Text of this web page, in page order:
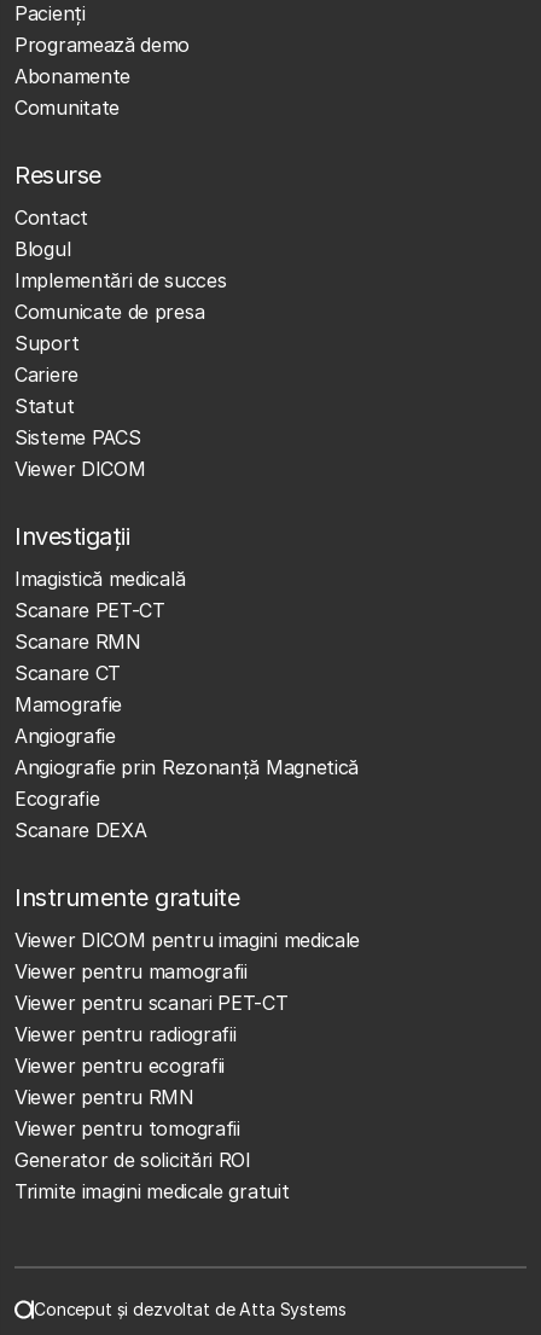
Pacienți
Programează demo
Abonamente
Comunitate
Resurse
Contact
Blogul
Implementări de succes
Comunicate de presa
Suport
Cariere
Statut
Sisteme PACS
Viewer DICOM
Investigații
Imagistică medicală
Scanare PET-CT
Scanare RMN
Scanare CT
Mamografie
Angiografie
Angiografie prin Rezonanță Magnetică
Ecografie
Scanare DEXA
Instrumente gratuite
Viewer DICOM pentru imagini medicale
Viewer pentru mamografii
Viewer pentru scanari PET-CT
Viewer pentru radiografii
Viewer pentru ecografii
Viewer pentru RMN
Viewer pentru tomografii
Generator de solicitări ROI
Trimite imagini medicale gratuit
Conceput și dezvoltat de Atta Systems